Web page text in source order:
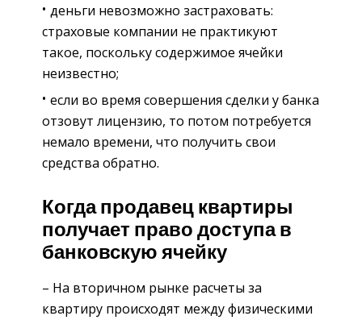
деньги невозможно застраховать:
страховые компании не практикуют
такое, поскольку содержимое ячейки
неизвестно;
если во время совершения сделки у банка
отзовут лицензию, то потом потребуется
немало времени, что получить свои
средства обратно.
Когда продавец квартиры
получает право доступа в
банковскую ячейку
– На вторичном рынке расчеты за
квартиру происходят между физическими